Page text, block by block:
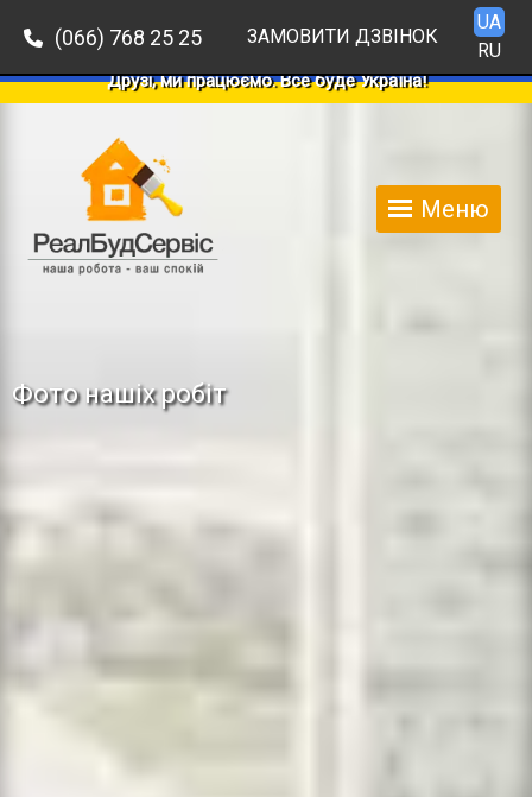
(066) 768 25 25 ЗАМОВИТИ ДЗВІНОК
UA
RU
Друзі, ми працюємо. Все буде Україна!
Меню
Фото нашіх робіт